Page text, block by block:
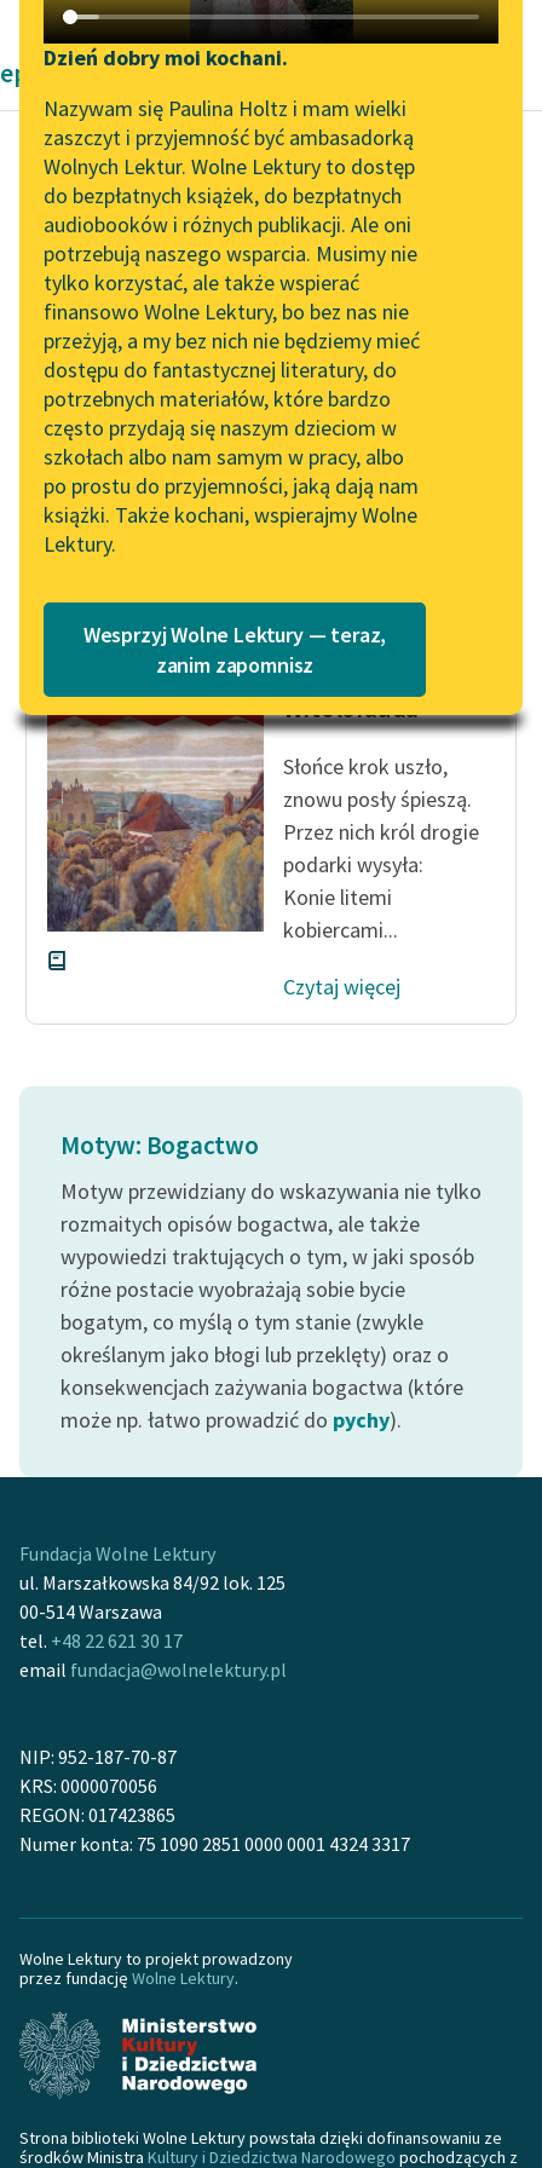
Katalog DAISY
Podkasty o książkach
Zgłoś brak utworu
Aktualności
„Prokurator Alicja Horn”
do słuchania
Byliśmy częścią AI Impact
Lab
Zapraszamy na spotkanie
online z tłumaczkami
literatury skandynawskiej
Spotkanie z Katarzyną
Tunkiel w Oslo
102. lata temu zmarł
Joseph Conrad
Lektury szkolne i klasyka
literatury do słuchania dla
uczennic i uczniów z
niepełnosprawnościami
E-kolekcja lektur
szkolnych i literatury do
słuchania dla uczennic i
uczniów z
niepełnosprawnościami
Feministyczne inspiracje.
skandynawskiej literatury
Ręce pełne poezji
Kolekcje edukacyjne
do domeny publicznej,
lektur szkolnych oraz
Starego Testamentu
Odkurzamy bohaterów
Szkoła Poezji Wolnych
Lektur
Narzędzia
Mapa Wolnych Lektur
Leśmianator
Przewodnik dla piszących i
czytających
API
OAI-PMH
Widget Wolnych Lektur
Przypisy
Katalog w formacie PDF
Zespół
Zasady wykorzystania
Logotypy
Polityka prywatności
Dane fundacji i
sprawozdania finansowe
Regulamin darowizn
Informacja o treściach
wrażliwych
Deklaracja dostępności
Dzień dobry moi kochani.
Nazywam się Paulina Holtz i mam wielki
zaszczyt i przyjemność być ambasadorką
Wolnych Lektur. Wolne Lektury to dostęp
do bezpłatnych książek, do bezpłatnych
audiobooków i różnych publikacji. Ale oni
potrzebują naszego wsparcia. Musimy nie
tylko korzystać, ale także wspierać
finansowo Wolne Lektury, bo bez nas nie
przeżyją, a my bez nich nie będziemy mieć
dostępu do fantastycznej literatury, do
potrzebnych materiałów, które bardzo
często przydają się naszym dzieciom w
szkołach albo nam samym w pracy, albo
po prostu do przyjemności, jaką dają nam
książki. Także kochani, wspierajmy Wolne
Lektury.
Wesprzyj Wolne Lektury — teraz,
zanim zapomnisz
eposy Pozytywizm
Józef Ignacy Kraszewski
Anafielas. Pieśń I.
Witolorauda
Potém mu konia
przywiedli zza morza,
Którego Raudon, jak
drogiego skarbu,
Pilnował okiem matki
i...
Józef Ignacy Kraszewski
Anafielas. Pieśń I.
Witolorauda
Słońce krok uszło,
znowu posły śpieszą.
Przez nich król drogie
podarki wysyła:
Konie litemi
kobiercami...
Czytaj więcej
Motyw: Bogactwo
Motyw przewidziany do wskazywania nie tylko
rozmaitych opisów bogactwa, ale także
wypowiedzi traktujących o tym, w jaki sposób
różne postacie wyobrażają sobie bycie
bogatym, co myślą o tym stanie (zwykle
określanym jako błogi lub przeklęty) oraz o
konsekwencjach zażywania bogactwa (które
może np. łatwo prowadzić do pychy).
Fundacja Wolne Lektury
ul. Marszałkowska 84/92 lok. 125
00-514 Warszawa
tel. +48 22 621 30 17
email fundacja@wolnelektury.pl
NIP: 952-187-70-87
KRS: 0000070056
REGON: 017423865
Numer konta: 75 1090 2851 0000 0001 4324 3317
Wolne Lektury to projekt prowadzony
przez fundację Wolne Lektury.
Strona biblioteki Wolne Lektury powstała dzięki dofinansowaniu ze
środków Ministra Kultury i Dziedzictwa Narodowego pochodzących z